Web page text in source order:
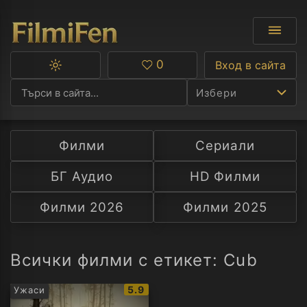
Избери
Ф
С
А
Превключване
тъмна
тема
Любими
0 Вход в сайта
Филми
Сериали
БГ Аудио
HD Филми
Филми 2026
Филми 2025
Всички филми с етикет: Cub
Ужаси
IMDb
5.9